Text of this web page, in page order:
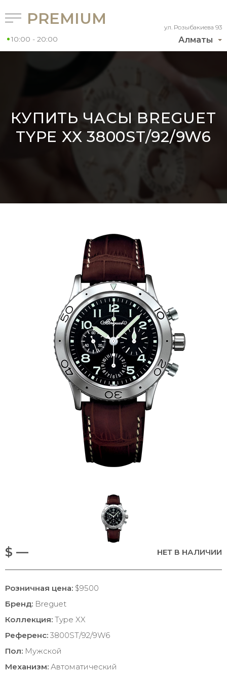
Алматы
ул. Розыбакиева 93
PREMIUM
10:00 - 20:00
КУПИТЬ ЧАСЫ BREGUET
TYPE XX 3800ST/92/9W6
$ — НЕТ В НАЛИЧИИ
Розничная цена: $9500
Бренд: Breguet
Коллекция: Type XX
Референс: 3800ST/92/9W6
Пол: Мужской
Механизм: Автоматический